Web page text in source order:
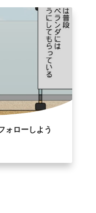
ォローしよう